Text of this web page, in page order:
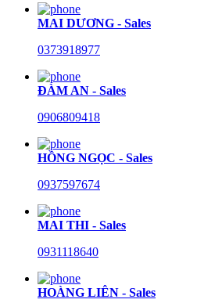
MAI DƯƠNG - Sales
0373918977
ĐÀM AN - Sales
0906809418
HỒNG NGỌC - Sales
0937597674
MAI THI - Sales
0931118640
HOÀNG LIÊN - Sales